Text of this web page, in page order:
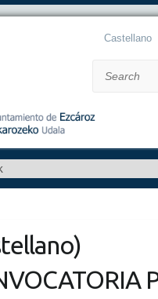
Castellano